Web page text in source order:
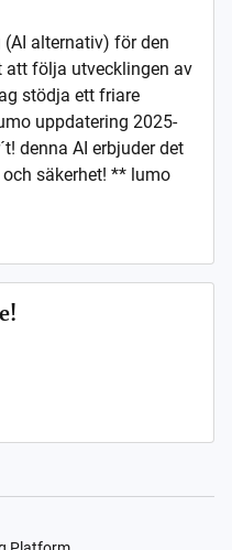
alternativ) för den
att följa utvecklingen av
stödja ett friare
uppdatering 2025-
denna AI erbjuder det
säkerhet! ** lumo